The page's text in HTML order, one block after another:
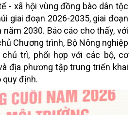
- xã hội vùng đồng bào dân tộc
giai đoạn 2026-2035, giai đoạn
2030. Báo cáo cho thấy, với
Chương trình, Bộ Nông nghiệp
trì, phối hợp với các bộ, cơ
địa phương tập trung triển khai
quy định.